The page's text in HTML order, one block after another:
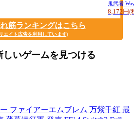
鬼武者
8,172円(
筋ランキングはこちら
エイト広告を利用しています)
しいゲームを見つける
ファイアーエムブレム 万紫千紅 最